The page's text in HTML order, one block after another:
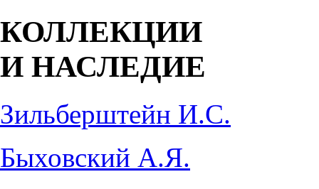
КОЛЛЕКЦИИ
И НАСЛЕДИЕ
Зильберштейн И.С.
Быховский А.Я.